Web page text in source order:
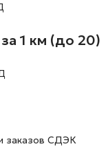
1 км (до 20)
заказов СДЭК